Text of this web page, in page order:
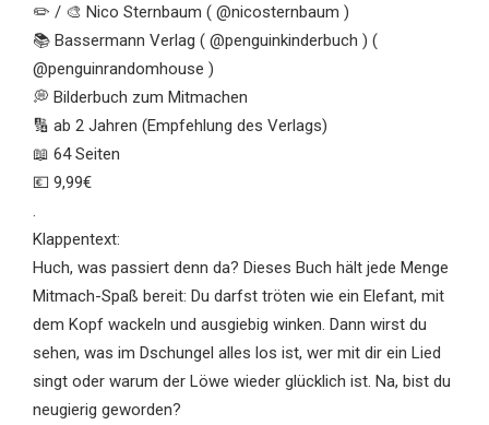
✏️ / 🎨 Nico Sternbaum ( @nicosternbaum )
📚 Bassermann Verlag ( @penguinkinderbuch ) (
@penguinrandomhouse )
💭 Bilderbuch zum Mitmachen
🔢 ab 2 Jahren (Empfehlung des Verlags)
📖 64 Seiten
💶 9,99€
.
Klappentext:
Huch, was passiert denn da? Dieses Buch hält jede Menge
Mitmach-Spaß bereit: Du darfst tröten wie ein Elefant, mit
dem Kopf wackeln und ausgiebig winken. Dann wirst du
sehen, was im Dschungel alles los ist, wer mit dir ein Lied
singt oder warum der Löwe wieder glücklich ist. Na, bist du
neugierig geworden?